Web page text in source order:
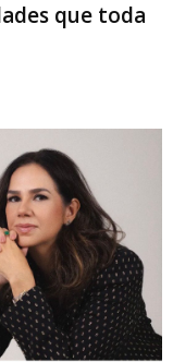
que toda